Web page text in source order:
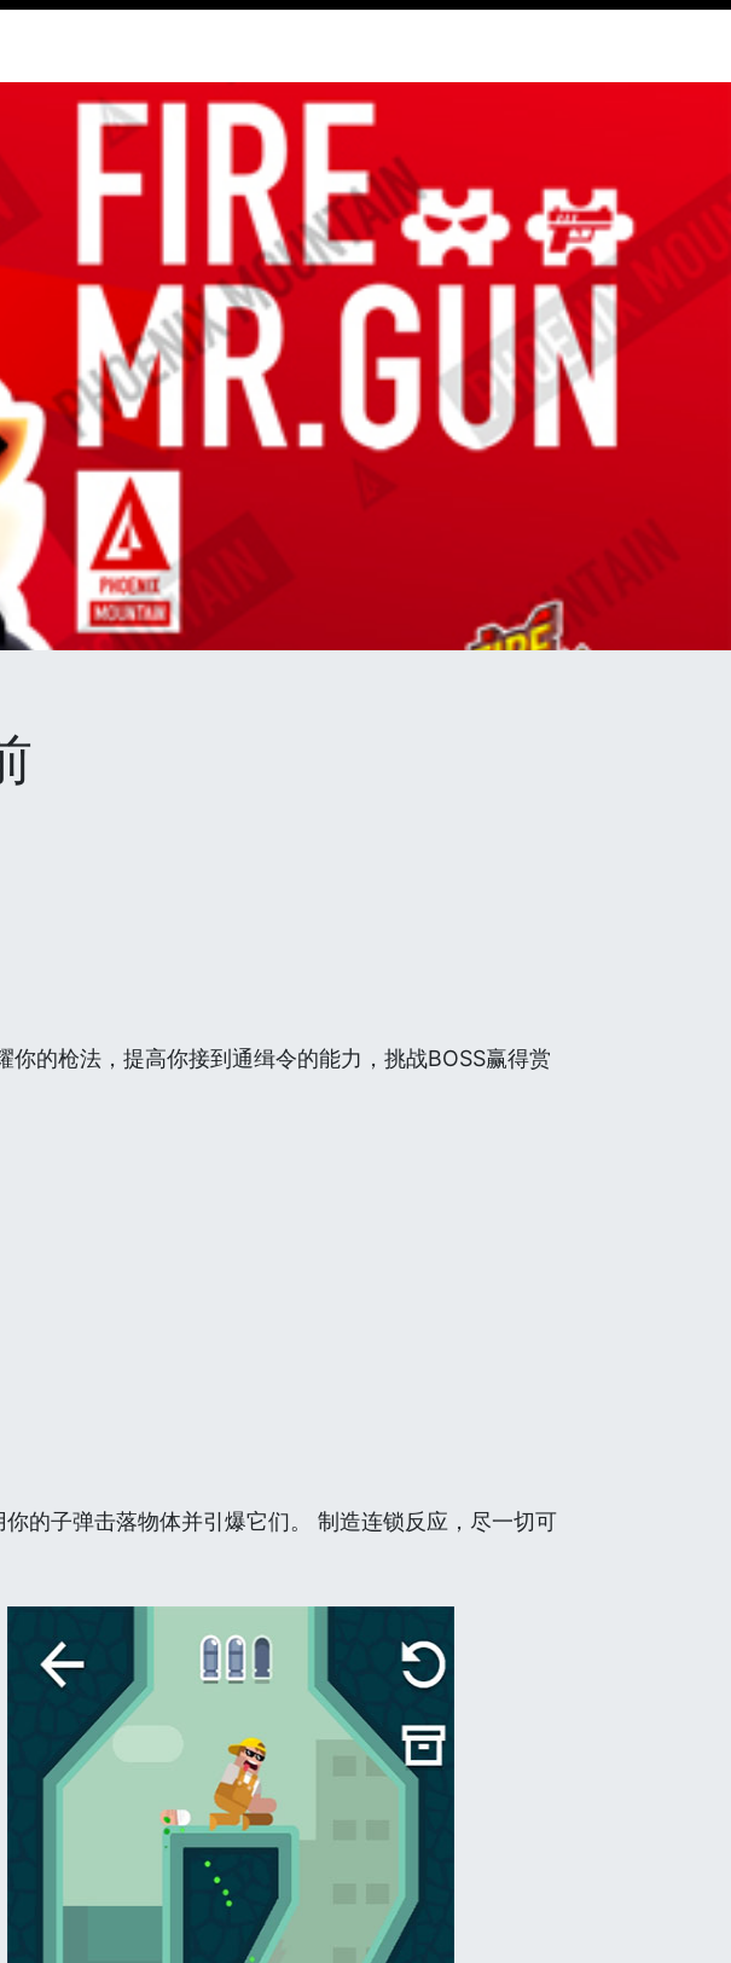
的枪法，提高你接到通缉令的能力，挑战BOSS赢得赏
的子弹击落物体并引爆它们。 制造连锁反应，尽一切可